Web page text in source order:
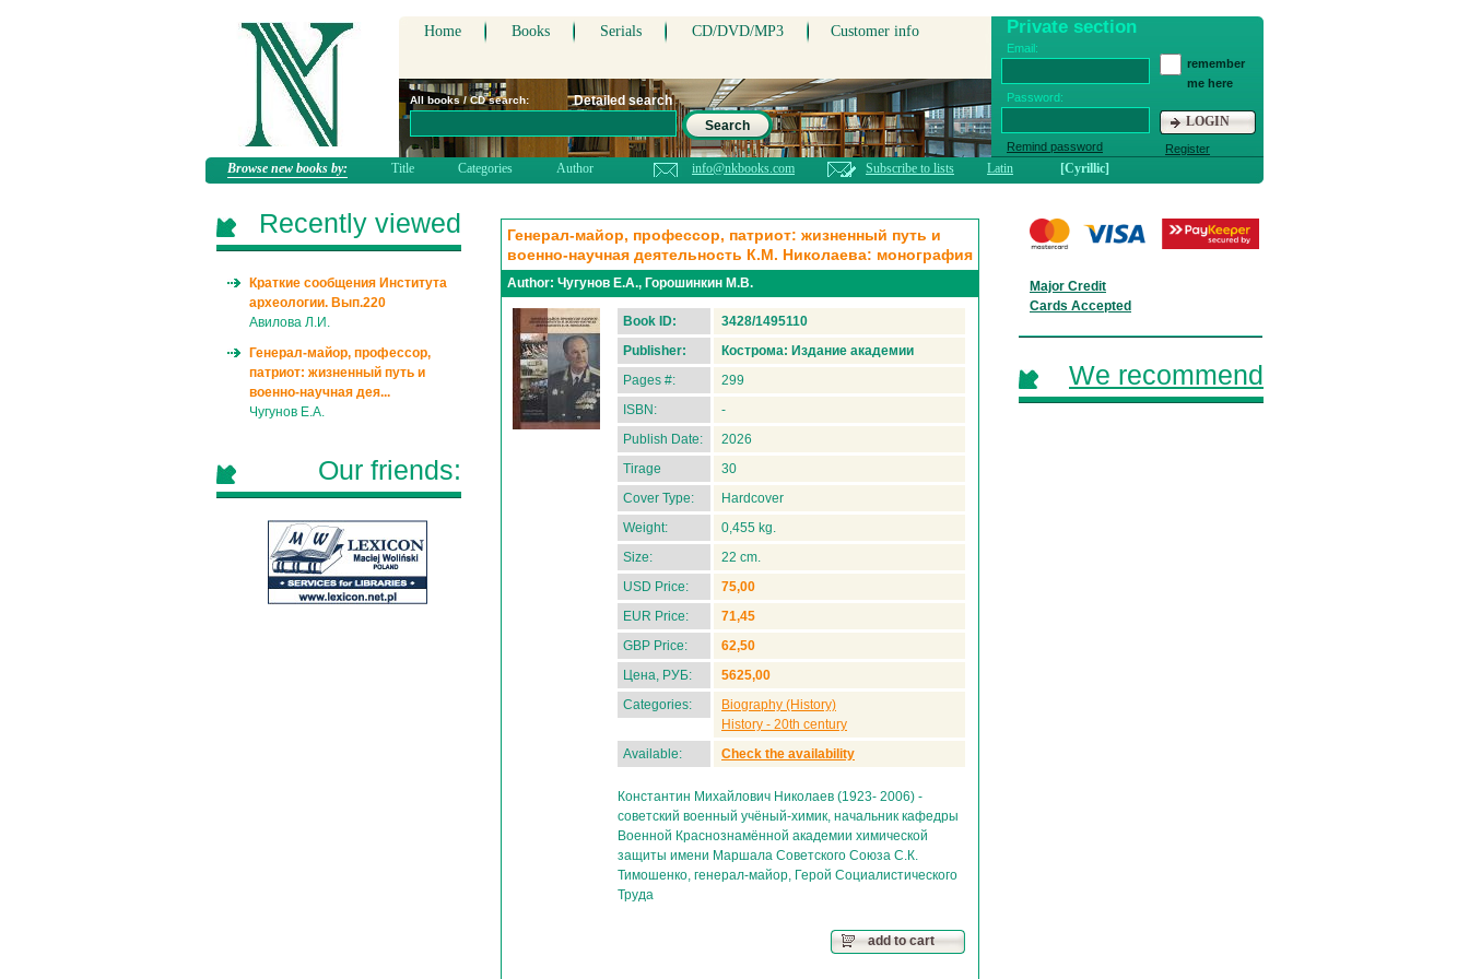
Home Books Serials CD/DVD/MP3 Customer info Private section
Email:
Password:
Remind password
remember
me here
LOGIN
Register
All books / CD search:
Detailed search
Search
Browse new books by: Title Categories Author info@nkbooks.com Subscribe to lists Latin [Cyrillic]
Генерал-майор, профессор, патриот: жизненный путь и
военно-научная деятельность К.М. Николаева: монография
Author: Чугунов Е.А., Горошинкин М.В.
Book ID:
3428/1495110
Publisher:
Кострома: Издание академии
Pages #:
299
ISBN:
-
Publish Date:
2026
Tirage
30
Cover Type:
Hardcover
Weight:
0,455 kg.
Size:
22 cm.
USD Price:
75,00
EUR Price:
71,45
GBP Price:
62,50
Цена, РУБ:
5625,00
Categories:
Biography (History)
History - 20th century
Available:
Check the availability
Константин Михайлович Николаев (1923- 2006) -
советский военный учёный-химик, начальник кафедры
Военной Краснознамённой академии химической
защиты имени Маршала Советского Союза С.К.
Тимошенко, генерал-майор, Герой Социалистического
Труда
add to cart
Recently viewed
Краткие сообщения Института
археологии. Вып.220
Авилова Л.И.
Генерал-майор, профессор,
патриот: жизненный путь и
военно-научная дея...
Чугунов Е.А.
Our friends:
Major Credit
Cards Accepted
We recommend